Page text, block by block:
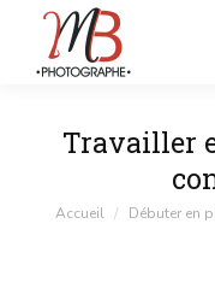
Travailler
Vous êtes ici :
Accueil Débuter en